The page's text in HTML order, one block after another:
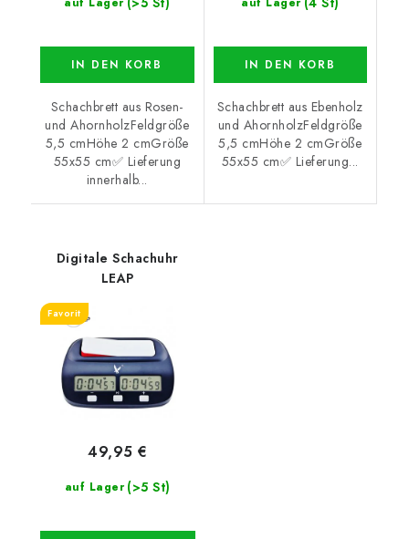
IN DEN KORB
Schachbrett aus Rosen-
und AhornholzFeldgröße
5,5 cmHöhe 2 cmGröße
55x55 cm✅ Lieferung
innerhalb...
IN DEN KORB
Schachbrett aus Ebenholz
und AhornholzFeldgröße
5,5 cmHöhe 2 cmGröße
55x55 cm✅ Lieferung...
Digitale Schachuhr
LEAP
Favorit
auf Lager (>5 St)
49,95 €